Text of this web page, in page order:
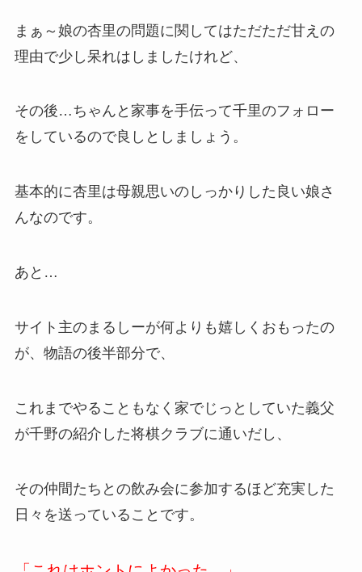
まぁ～娘の杏里の問題に関してはただただ甘えの
理由で少し呆れはしましたけれど、
その後…ちゃんと家事を手伝って千里のフォロー
をしているので良しとしましょう。
基本的に杏里は母親思いのしっかりした良い娘さ
んなのです。
あと…
サイト主のまるしーが何よりも嬉しくおもったの
が、物語の後半部分で、
これまでやることもなく家でじっとしていた義父
が千野の紹介した将棋クラブに通いだし、
その仲間たちとの飲み会に参加するほど充実した
日々を送っていることです。